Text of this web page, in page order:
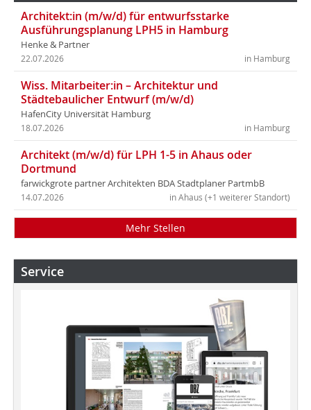
Architekt:in (m/w/d) für entwurfsstarke
Ausführungsplanung LPH5 in Hamburg
Henke & Partner
in Hamburg
22.07.2026
Wiss. Mitarbeiter:in – Architektur und
Städtebaulicher Entwurf (m/w/d)
HafenCity Universität Hamburg
in Hamburg
18.07.2026
Architekt (m/w/d) für LPH 1-5 in Ahaus oder
Dortmund
farwickgrote partner Architekten BDA Stadtplaner PartmbB
in Ahaus (+1 weiterer Standort)
14.07.2026
Mehr Stellen
Service